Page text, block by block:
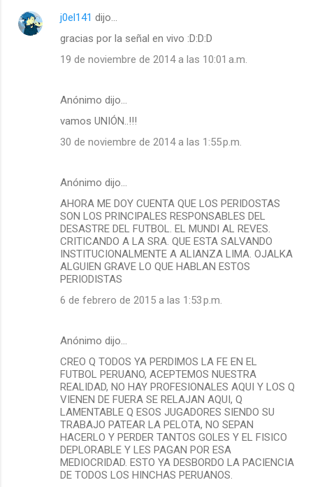
j0el141 dijo…
gracias por la señal en vivo :D:D:D
19 de noviembre de 2014 a las 10:01 a.m.
Anónimo dijo…
vamos UNIÓN..!!!
30 de noviembre de 2014 a las 1:55 p.m.
Anónimo dijo…
AHORA ME DOY CUENTA QUE LOS PERIDOSTAS
SON LOS PRINCIPALES RESPONSABLES DEL
DESASTRE DEL FUTBOL. EL MUNDI AL REVES.
CRITICANDO A LA SRA. QUE ESTA SALVANDO
INSTITUCIONALMENTE A ALIANZA LIMA. OJALKA
ALGUIEN GRAVE LO QUE HABLAN ESTOS
PERIODISTAS
6 de febrero de 2015 a las 1:53 p.m.
Anónimo dijo…
CREO Q TODOS YA PERDIMOS LA FE EN EL
FUTBOL PERUANO, ACEPTEMOS NUESTRA
REALIDAD, NO HAY PROFESIONALES AQUI Y LOS Q
VIENEN DE FUERA SE RELAJAN AQUI, Q
LAMENTABLE Q ESOS JUGADORES SIENDO SU
TRABAJO PATEAR LA PELOTA, NO SEPAN
HACERLO Y PERDER TANTOS GOLES Y EL FISICO
DEPLORABLE Y LES PAGAN POR ESA
MEDIOCRIDAD. ESTO YA DESBORDO LA PACIENCIA
DE TODOS LOS HINCHAS PERUANOS.